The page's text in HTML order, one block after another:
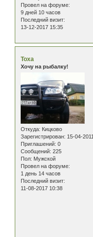
Провел на форуме:
9 дней 10 часов
Последний визит:
13-12-2017 15:35
Тоха
Хочу на рыбалку!
Откуда: Кицково
Зарегистрирован: 15-04-2011
Приглашений: 0
Сообщений: 225
Пол: Мужской
Провел на форуме:
1 день 14 часов
Последний визит:
11-08-2017 10:38